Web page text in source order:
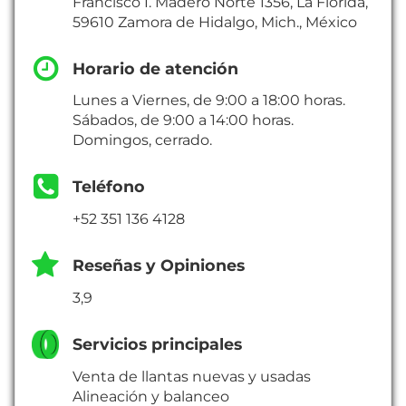
59610 Zamora de Hidalgo, Mich., México
Horario de atención
Lunes a Viernes, de 9:00 a 18:00 horas.
Sábados, de 9:00 a 14:00 horas.
Domingos, cerrado.
Teléfono
+52 351 136 4128
Reseñas y Opiniones
3,9
Servicios principales
Venta de llantas nuevas y usadas
Alineación y balanceo